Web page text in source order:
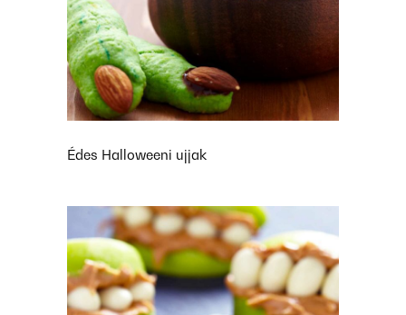
Édes Halloweeni ujjak